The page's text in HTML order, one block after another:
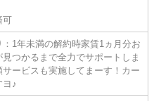
可
1年未満の解約時家賃1ヵ月分お
つかるまで全力でサポートしま
ービスも実施してまーす！カー
ヨ♪